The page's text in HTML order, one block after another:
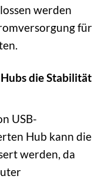
werden
für
die Stabilität
USB-
Hub kann die
werden, da